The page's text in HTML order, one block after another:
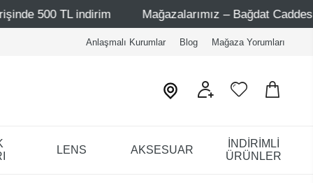
indirim Mağazalarımız – Bağdat Caddesi 1 - Bağdat
Anlaşmalı Kurumlar Blog Mağaza Yorumları
LENS AKSESUAR
İNDİRİMLİ
ÜRÜNLER